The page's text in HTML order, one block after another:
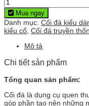
Mua ngay
Danh mục: Cối đá kiểu
kiểu cổ Cối đá truyền
Mô tả
Chi tiết sản phẩm
Tổng quan sản phẩm:
Cối đá là dụng cụ quen
góp phần tạo nên những